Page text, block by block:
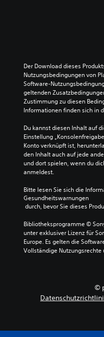
Der Download dieses
Nutzungsbedingungen von
Software-
geltenden
Zustimmung zu diesen
Informationen finden sich in
Du kannst diesen Inhalt auf
Einstellung
Konto verknüpft ist,
den Inhalt auch auf jede
und dort spielen, wenn du
anmeldest.
Bitte lesen Sie sich die
Gesundheitswarnungen
durch, bevor Sie dieses
Bibliotheksprogramme ©
unter exklusiver Lizenz für
Europe. Es gelten die
Vollständige
©